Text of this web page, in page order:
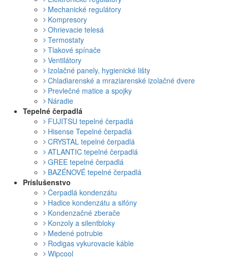
Mechanické regulátory
Kompresory
Ohrievacie telesá
Termostaty
Tlakové spínače
Ventilátory
Izolačné panely, hygienické lišty
Chladiarenské a mraziarenské izolačné dvere
Prevlečné matice a spojky
Náradie
Tepelné čerpadlá
FUJITSU tepelné čerpadlá
Hisense Tepelné čerpadlá
CRYSTAL tepelné čerpadlá
ATLANTIC tepelné čerpadlá
GREE tepelné čerpadlá
BAZÉNOVÉ tepelné čerpadlá
Príslušenstvo
Čerpadlá kondenzátu
Hadice kondenzátu a sifóny
Kondenzačné zberače
Konzoly a silentbloky
Medené potrubie
Rodigas vykurovacie káble
Wipcool